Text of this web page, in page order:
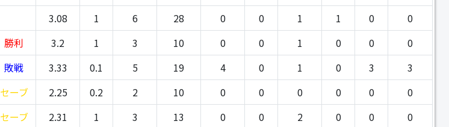
3.08 1 6 28 0 0 1 1 0
0
勝利 3.2 1 3 10 0 0 1 0 0
0
敗戦 3.33 0.1 5 19 4 0 1 0 3
3
セーブ 2.25 0.2 2 10 0 0 0 0 0
0
セーブ 2.31 1 3 13 0 0 2 0 0
0